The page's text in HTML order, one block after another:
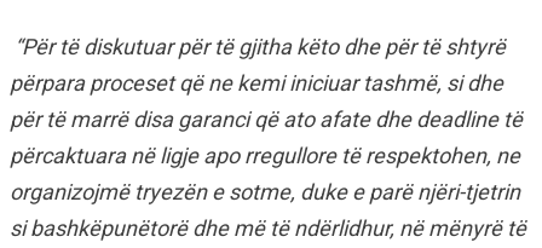
“Për të diskutuar për të gjitha këto dhe për të shtyrë
përpara proceset që ne kemi iniciuar tashmë, si dhe
për të marrë disa garanci që ato afate dhe deadline të
përcaktuara në ligje apo rregullore të respektohen, ne
organizojmë tryezën e sotme, duke e parë njëri-tjetrin
si bashkëpunëtorë dhe më të ndërlidhur, në mënyrë të